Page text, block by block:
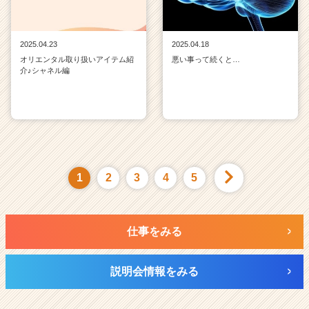
2025.04.23
オリエンタル取り扱いアイテム紹
介♪シャネル編
2025.04.18
悪い事って続くと…
1 2 3 4 5
仕事をみる
説明会情報をみる